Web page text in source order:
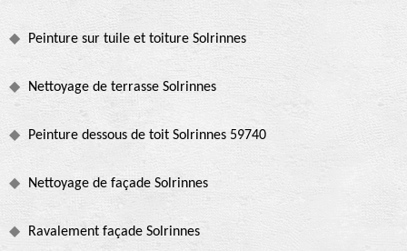
Peinture sur tuile et toiture Solrinnes
Nettoyage de terrasse Solrinnes
Peinture dessous de toit Solrinnes 59740
Nettoyage de façade Solrinnes
Ravalement façade Solrinnes